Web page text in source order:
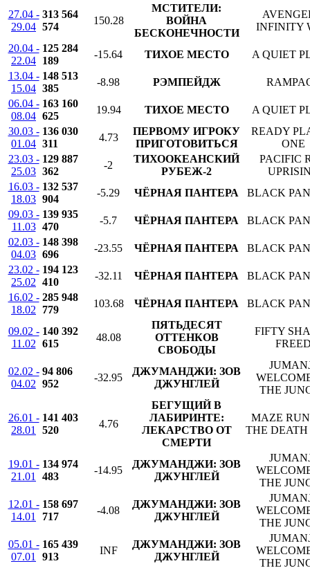
27.04 -
29.04
313 564
574
150.28
МСТИТЕЛИ:
ВОЙНА
БЕСКОНЕЧНОСТИ
INFINITY
20.04 -
22.04
125 284
189
-15.64 ТИХОЕ МЕСТО
A QUIET
13.04 -
15.04
148 513
385
-8.98 РЭМПЕЙДЖ
06.04 -
08.04
163 160
625
19.94 ТИХОЕ МЕСТО
A QUIET
30.03 -
01.04
136 030
311
4.73
ПЕРВОМУ ИГРОКУ
ПРИГОТОВИТЬСЯ
READY
ONE
23.03 -
25.03
129 887
362
-2
ТИХООКЕАНСКИЙ
РУБЕЖ-2
PACIFIC
16.03 -
18.03
132 537
904
-5.29 ЧЁРНАЯ ПАНТЕРА
BLACK
09.03 -
11.03
139 935
470
-5.7 ЧЁРНАЯ ПАНТЕРА
BLACK
02.03 -
04.03
148 398
696
-23.55 ЧЁРНАЯ ПАНТЕРА
BLACK
23.02 -
25.02
194 123
410
-32.11 ЧЁРНАЯ ПАНТЕРА
BLACK
16.02 -
18.02
285 948
779
103.68 ЧЁРНАЯ ПАНТЕРА BLACK
09.02 -
11.02
140 392
615
48.08
ПЯТЬДЕСЯТ
ОТТЕНКОВ
СВОБОДЫ
FIFTY
02.02 -
04.02
94 806
952
-32.95
ДЖУМАНДЖИ: ЗОВ
ДЖУНГЛЕЙ
THE
26.01 -
28.01
141 403
520
4.76
БЕГУЩИЙ В
ЛАБИРИНТЕ:
ЛЕКАРСТВО ОТ
СМЕРТИ
MAZE
THE DEATH
19.01 -
21.01
134 974
483
-14.95
ДЖУМАНДЖИ: ЗОВ
ДЖУНГЛЕЙ
THE
12.01 -
14.01
158 697
717
-4.08
ДЖУМАНДЖИ: ЗОВ
ДЖУНГЛЕЙ
THE
05.01 -
07.01
165 439
913
INF
ДЖУМАНДЖИ: ЗОВ
ДЖУНГЛЕЙ
THE